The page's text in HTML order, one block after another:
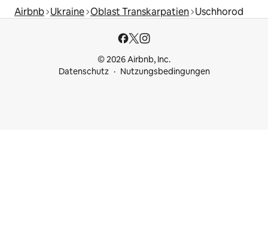
Airbnb Ukraine Oblast Transkarpatien Uschhorod
© 2026 Airbnb, Inc.
Datenschutz
Nutzungsbedingungen